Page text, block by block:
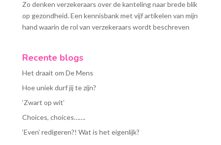
Zo denken verzekeraars over de kanteling naar brede blik
op gezondheid. Een kennisbank met vijf artikelen van mijn
hand waarin de rol van verzekeraars wordt beschreven
Recente blogs
Het draait om De Mens
Hoe uniek durf jij te zijn?
‘Zwart op wit’
Choices, choices…….
‘Even’ redigeren?! Wat is het eigenlijk?